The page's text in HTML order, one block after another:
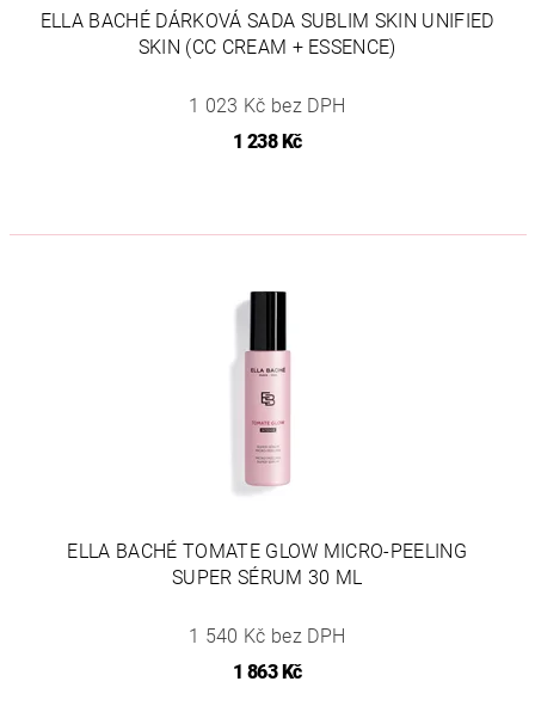
ELLA BACHÉ DÁRKOVÁ SADA SUBLIM SKIN UNIFIED
SKIN (CC CREAM + ESSENCE)
1 023 Kč bez DPH
1 238 Kč
ELLA BACHÉ TOMATE GLOW MICRO-PEELING
SUPER SÉRUM 30 ML
1 540 Kč bez DPH
1 863 Kč